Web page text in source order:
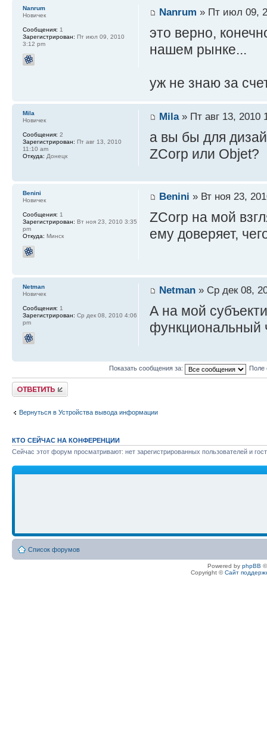
Nanrum » Пт июл 09,
это верно,
нашем рынке...
уж не знаю за
Nanrum
Новичек
Сообщения: 1
Зарегистрирован: Пт июл 09, 2010
3:12 pm
Mila» Пт авг 13, 2010
а вы бы для
ZCorp или Objet?
Mila
Новичек
Сообщения: 2
Зарегистрирован: Пт авг 13, 2010
11:10 am
Откуда: Донецк
Benini » Вт ноя 23,
ZCorp на мой
ему доверяет,
Benini
Новичек
Сообщения: 1
Зарегистрирован: Вт ноя 23, 2010 3:35
pm
Откуда: Минск
Netman» Ср дек 08,
А на мой
функциональный
Netman
Новичек
Сообщения: 1
Зарегистрирован: Ср дек 08, 2010 4:06
pm
Показать сообщения за: Поле
Ответить
Вернуться в Устройства вывода информации
КТО СЕЙЧАС НА КОНФЕРЕНЦИИ
Сейчас этот форум просматривают: нет зарегистрированных пользователей и
Список форумов
Powered by phpBB
Copyright ©Сайт